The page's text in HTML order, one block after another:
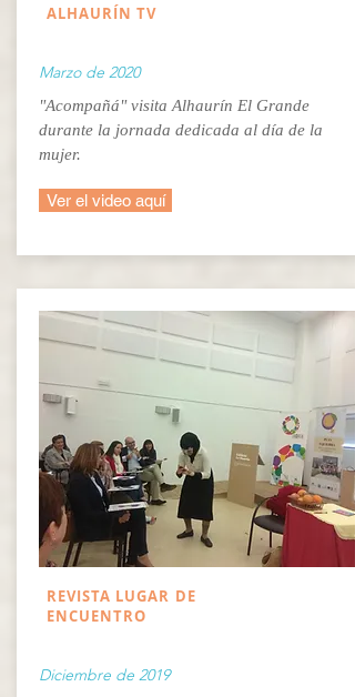
ALHAURÍN TV
Marzo de 2020
"Acompañá" visita Alhaurín El Grande
durante la jornada dedicada al día de la
mujer.
Ver el video aquí
REVISTA LUGAR DE
ENCUENTRO
Diciembre de 2019